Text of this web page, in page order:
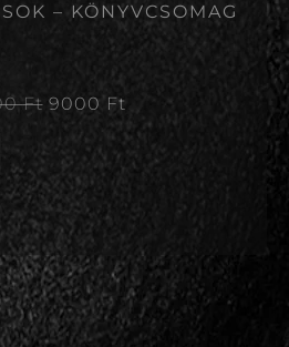
– KÖNYVCSOMAG
Ft 9000 Ft